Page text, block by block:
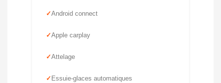
Android connect
Apple carplay
Attelage
Essuie-glaces automatiques